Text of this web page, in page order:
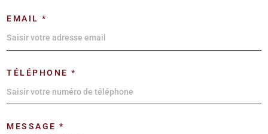
EMAIL *
TÉLÉPHONE *
MESSAGE *